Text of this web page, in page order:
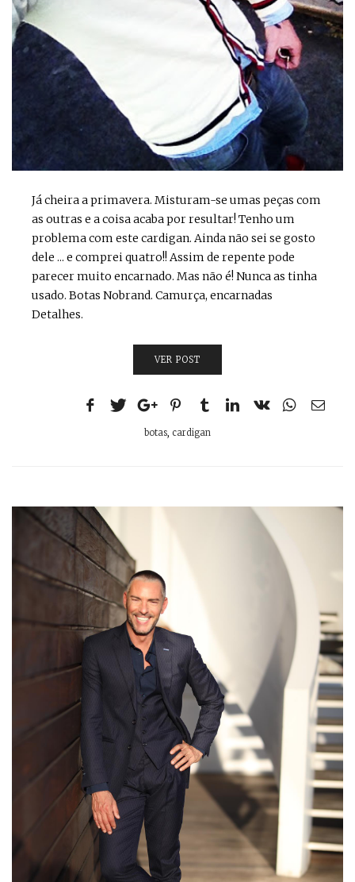
Já cheira a primavera. Misturam-se umas peças com
as outras e a coisa acaba por resultar! Tenho um
problema com este cardigan. Ainda não sei se gosto
dele ... e comprei quatro!! Assim de repente pode
parecer muito encarnado. Mas não é! Nunca as tinha
usado. Botas Nobrand. Camurça, encarnadas
Detalhes.
VER POST
botas, cardigan